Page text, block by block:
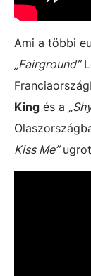
Ami a többi
„Fairground”
King és a
Kiss Me”